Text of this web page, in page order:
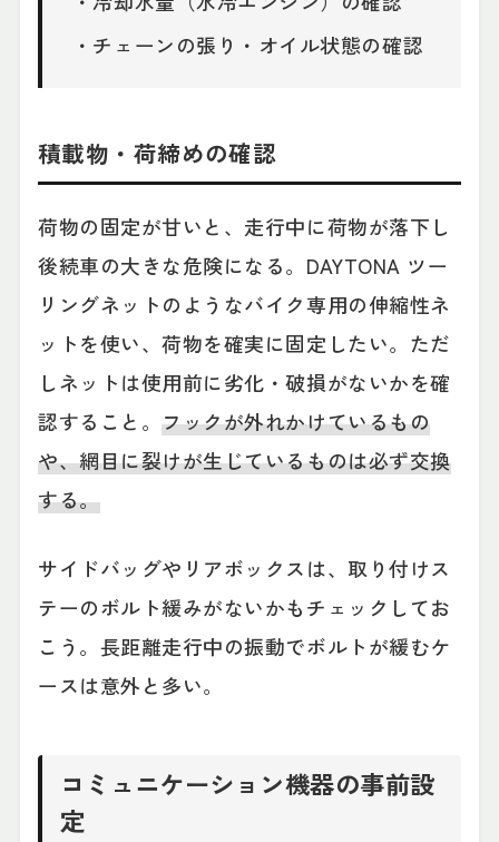
・チェーンの張り・オイル状態の確認
積載物・荷締めの確認
荷物の固定が甘いと、走行中に荷物が落下し
後続車の大きな危険になる。DAYTONA ツー
リングネットのようなバイク専用の伸縮性ネ
ットを使い、荷物を確実に固定したい。ただ
しネットは使用前に劣化・破損がないかを確
認すること。フックが外れかけているもの
や、網目に裂けが生じているものは必ず交換
する。
サイドバッグやリアボックスは、取り付けス
テーのボルト緩みがないかもチェックしてお
こう。長距離走行中の振動でボルトが緩むケ
ースは意外と多い。
コミュニケーション機器の事前設
定